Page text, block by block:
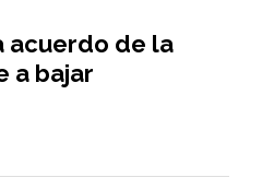
acuerdo de la
a bajar